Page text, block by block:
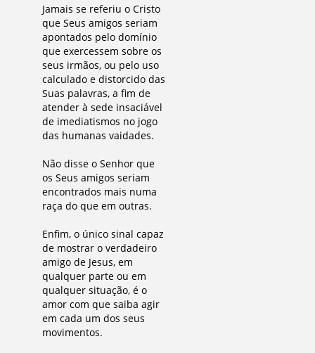
Jamais se referiu o Cristo
que Seus amigos seriam
apontados pelo domínio
que exercessem sobre os
seus irmãos, ou pelo uso
calculado e distorcido das
Suas palavras, a fim de
atender à sede insaciável
de imediatismos no jogo
das humanas vaidades.
Não disse o Senhor que
os Seus amigos seriam
encontrados mais numa
raça do que em outras.
Enfim, o único sinal capaz
de mostrar o verdadeiro
amigo de Jesus, em
qualquer parte ou em
qualquer situação, é o
amor com que saiba agir
em cada um dos seus
movimentos.